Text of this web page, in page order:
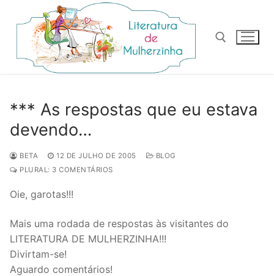
para
conteúdo
*** As respostas que eu estava
devendo…
BETA 12 DE JULHO DE 2005
BLOG
PLURAL: 3 COMENTÁRIOS
Oie, garotas!!!
Mais uma rodada de respostas às visitantes do
LITERATURA DE MULHERZINHA!!!
Divirtam-se!
Aguardo comentários!